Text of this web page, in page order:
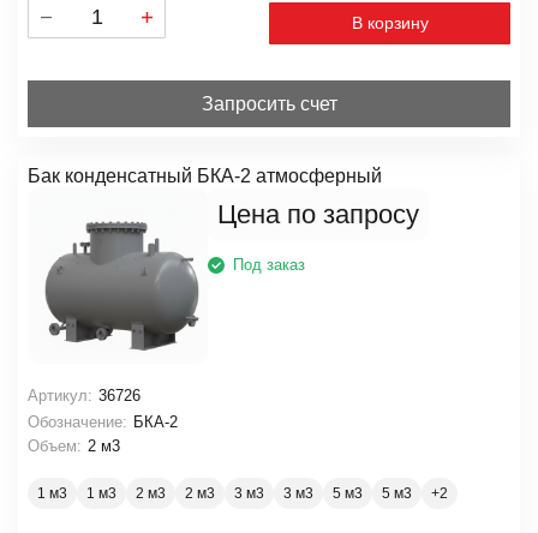
В корзину
Запросить счет
Бак конденсатный БКА-2 атмосферный
Цена по запросу
Под заказ
Артикул: 36726
Обозначение: БКА-2
Объем: 2 м3
1 м3 1 м3 2 м3 2 м3 3 м3 3 м3 5 м3 5 м3